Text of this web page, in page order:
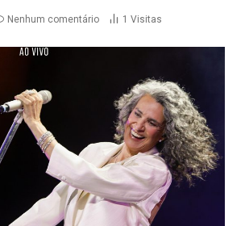
Nenhum comentário 1 Visitas